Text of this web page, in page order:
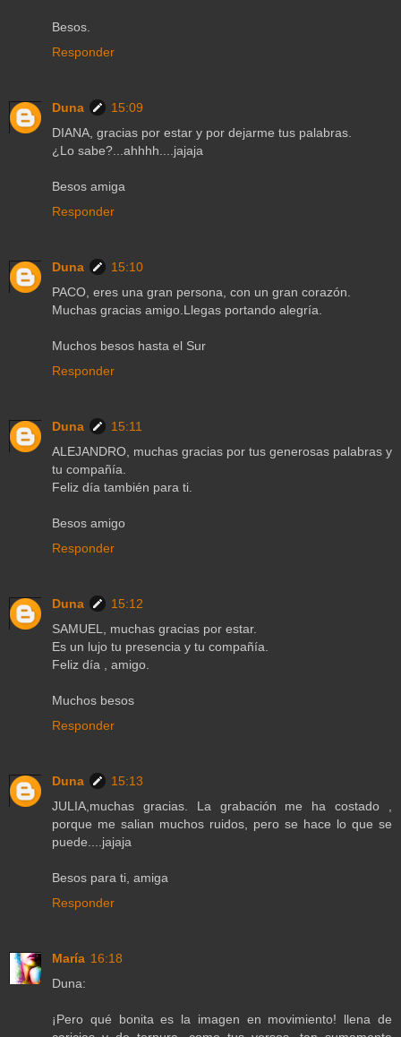
Besos.
Responder
Duna
15:09
DIANA, gracias por estar y por dejarme tus palabras.
¿Lo sabe?...ahhhh....jajaja
Besos amiga
Responder
Duna
15:10
PACO, eres una gran persona, con un gran corazón.
Muchas gracias amigo.Llegas portando alegría.
Muchos besos hasta el Sur
Responder
Duna
15:11
ALEJANDRO, muchas gracias por tus generosas palabras y
tu compañía.
Feliz día también para ti.
Besos amigo
Responder
Duna
15:12
SAMUEL, muchas gracias por estar.
Es un lujo tu presencia y tu compañía.
Feliz día , amigo.
Muchos besos
Responder
Duna
15:13
JULIA,muchas gracias. La grabación me ha costado ,
porque me salian muchos ruidos, pero se hace lo que se
puede....jajaja
Besos para ti, amiga
Responder
María 16:18
Duna:
¡Pero qué bonita es la imagen en movimiento! llena de